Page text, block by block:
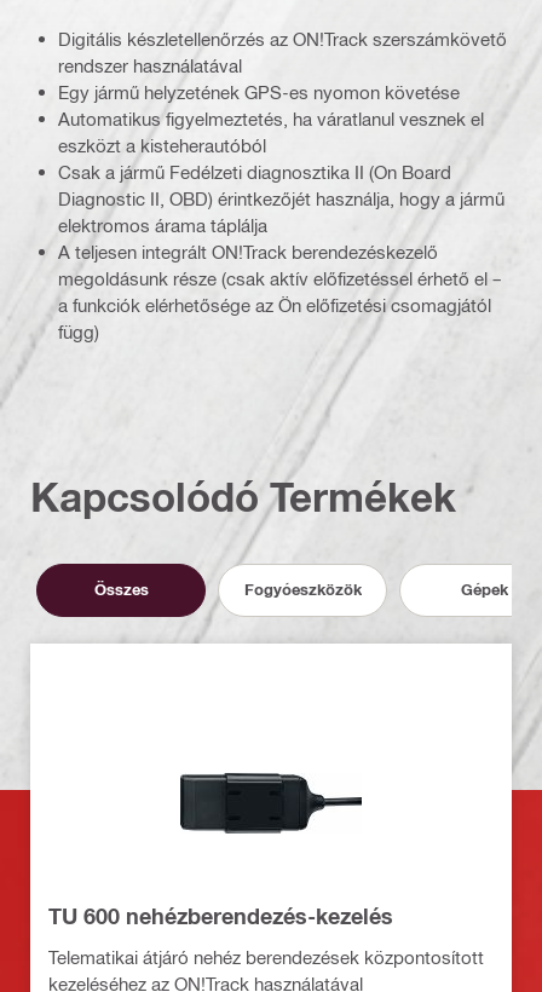
Digitális készletellenőrzés az ON!Track szerszámkövető
rendszer használatával
Egy jármű helyzetének GPS-es nyomon követése
Automatikus figyelmeztetés, ha váratlanul vesznek el
eszközt a kisteherautóból
Csak a jármű Fedélzeti diagnosztika II (On Board
Diagnostic II, OBD) érintkezőjét használja, hogy a jármű
elektromos árama táplálja
A teljesen integrált ON!Track berendezéskezelő
megoldásunk része (csak aktív előfizetéssel érhető el –
a funkciók elérhetősége az Ön előfizetési csomagjától
függ)
Kapcsolódó Termékek
Összes Fogyóeszközök Gépek
TU 600 nehézberendezés-kezelés
Telematikai átjáró nehéz berendezések központosított
kezeléséhez az ON!Track használatával